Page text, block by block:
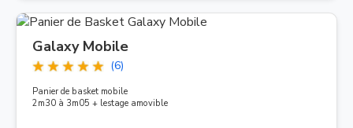
Galaxy Mobile
(6)
Panier de basket mobile
2m30 à 3m05 + lestage amovible